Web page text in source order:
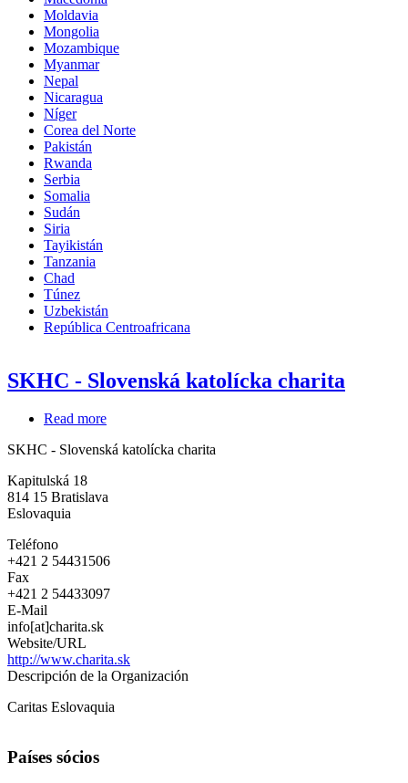
Moldavia
Mongolia
Mozambique
Myanmar
Nepal
Nicaragua
Níger
Corea del Norte
Pakistán
Rwanda
Serbia
Somalia
Sudán
Siria
Tayikistán
Tanzania
Chad
Túnez
Uzbekistán
República Centroafricana
SKHC - Slovenská katolícka charita
Read more
-
charita
SKHC - Slovenská katolícka charita
Kapitulská 18
814 15 Bratislava
Eslovaquia
Teléfono
+421 2 54431506
Fax
+421 2 54433097
E-Mail
info[at]charita.sk
Website/URL
http://www.charita.sk
Descripción de la Organización
Caritas Eslovaquia
Países sócios